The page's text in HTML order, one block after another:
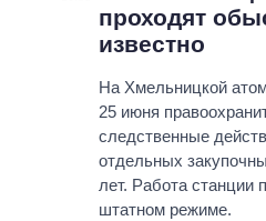
проходят
известно
На Хмельницкой
25 июня
следственные
отдельных
лет. Работа станции
штатном режиме.